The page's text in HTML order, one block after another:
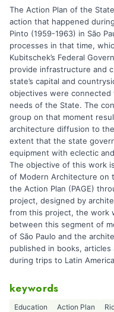
The Action Plan of the
action that happened
Pinto (1959-1963) in São
processes in that time,
Kubitschek’s Federal
provide infrastructure and
state’s capital and
objectives were connected
needs of the State. The
group on that moment
architecture diffusion to
extent that the state
equipment with eclectic
The objective of this work
of Modern Architecture on
the Action Plan (PAGE)
project, designed by
from this project, the work
between this segment of
of São Paulo and the
published in books,
during trips to Latin
keywords
Education Action Plan